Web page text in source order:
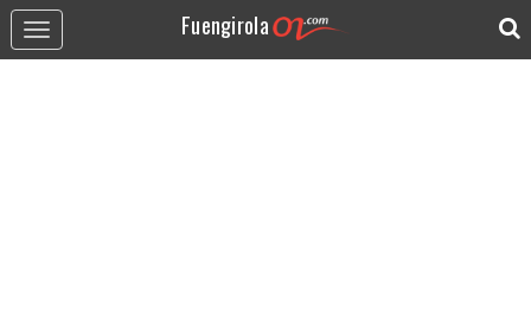
Toggle
navigation
Fuengirola